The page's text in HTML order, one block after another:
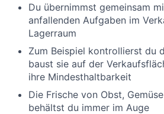
Du übernimmst gemeinsam
anfallenden Aufgaben im
Lagerraum
Zum Beispiel kontrollierst du
baust sie auf der
ihre Mindesthaltbarkeit
Die Frische von Obst,
behältst du immer im Auge